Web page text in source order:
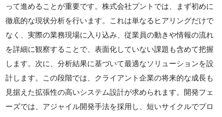
って進めることが重要です。株式会社プントでは、まず初めに
徹底的な現状分析を行います。これは単なるヒアリングだけで
なく、実際の業務現場に入り込み、従業員の動きや情報の流れ
を詳細に観察することで、表面化していない課題も含めて把握
します。次に、分析結果に基づいて最適なソリューションを設
計します。この段階では、クライアント企業の将来的な成長も
見据えた拡張性の高いシステム設計が求められます。開発フェ
ーズでは、アジャイル開発手法を採用し、短いサイクルでプロ